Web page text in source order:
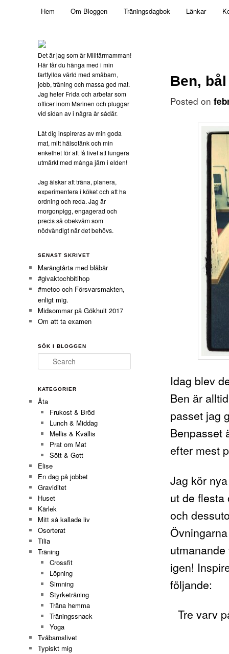
Militärmamman
Skip to primary content
Hem Om Bloggen Träningsdagbok Länkar
Ben,
Posted on
Idag blev
Ben är
passet jag
Benpasset
efter mest
Jag kör
ut de flesta
och
igen!
följande:
Tre varv
Det är jag som är Militärmamman!
Här får du hänga med i min
fartfyllda värld med småbarn,
jobb, träning och massa god mat.
Jag heter Frida och arbetar som
officer inom Marinen och pluggar
vid sidan av i några år sådär.
Låt dig inspireras av min goda
mat, mitt hälsotänk och min
enkelhet för att få livet att fungera
utmärkt med många järn i elden!
Jag älskar att träna, planera,
experimentera i köket och att ha
ordning och reda. Jag är
morgonpigg, engagerad och
precis så obekväm som
nödvändigt när det behövs.
SENAST SKRIVET
Marängtårta med blåbär
#givaktochbitihop
#metoo och Försvarsmakten,
enligt mig.
Midsommar på Gökhult 2017
Om att ta examen
SÖK I BLOGGEN
Search
KATEGORIER
Äta
Frukost & Bröd
Lunch & Middag
Mellis & Kvällis
Prat om Mat
Sött & Gott
Elise
En dag på jobbet
Graviditet
Huset
Kärlek
Mitt så kallade liv
Osorterat
Tilia
Träning
Crossfit
Löpning
Simning
Styrketräning
Träna hemma
Träningssnack
Yoga
Tvåbarnslivet
Typiskt mig